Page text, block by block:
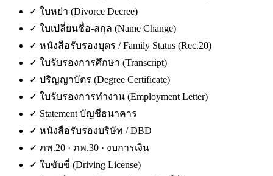
✓ ใบหย่า (Divorce Decree)
✓ ใบเปลี่ยนชื่อ-สกุล (Name Change)
✓ หนังสือรับรองบุตร / Family Status (Rec.20)
✓ ใบรับรองการศึกษา (Transcript)
✓ ปริญญาบัตร (Degree Certificate)
✓ ใบรับรองการทำงาน (Employment Letter)
✓ Statement บัญชีธนาคาร
✓ หนังสือรับรองบริษัท / DBD
✓ ภพ.20 · ภพ.30 · งบการเงิน
✓ ใบขับขี่ (Driving License)